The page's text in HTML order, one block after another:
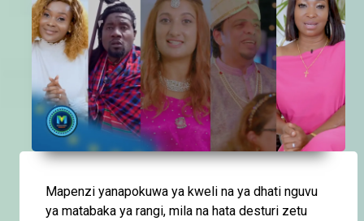
Mapenzi yanapokuwa ya kweli na ya dhati nguvu
ya matabaka ya rangi, mila na hata desturi zetu